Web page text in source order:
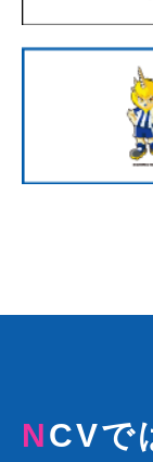
NCVでは、視聴者さまから